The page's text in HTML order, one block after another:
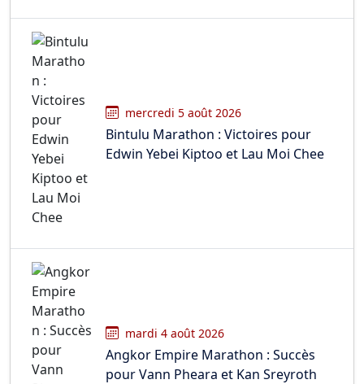
mercredi 5 août 2026
Bintulu Marathon : Victoires pour
Edwin Yebei Kiptoo et Lau Moi Chee
mardi 4 août 2026
Angkor Empire Marathon : Succès
pour Vann Pheara et Kan Sreyroth